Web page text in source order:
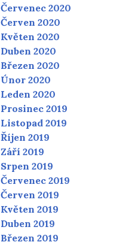
Červenec 2020
Červen 2020
Květen 2020
Duben 2020
Březen 2020
Únor 2020
Leden 2020
Prosinec 2019
Listopad 2019
Říjen 2019
Září 2019
Srpen 2019
Červenec 2019
Červen 2019
Květen 2019
Duben 2019
Březen 2019